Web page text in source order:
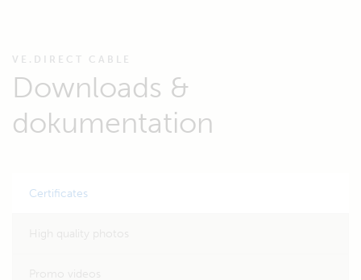
VE.DIRECT CABLE
Downloads &
dokumentation
Certificates